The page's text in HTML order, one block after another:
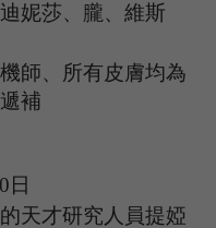
妮莎、朧、維斯
師、所有皮膚均為
補
日
天才研究人員提婭